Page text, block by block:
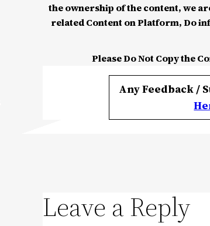
the ownership of the content, we
related Content on Platform, Do
Please Do Not Copy the
Any Feedback /
Leave a Reply